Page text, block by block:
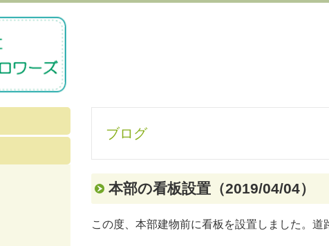
ブログ
本部の看板設置（2019/04/04）
この度、本部建物前に看板を設置しました。道